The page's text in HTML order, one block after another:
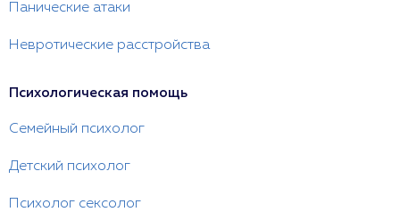
Панические атаки
Невротические расстройства
Психологическая помощь
Семейный психолог
Детский психолог
Психолог сексолог